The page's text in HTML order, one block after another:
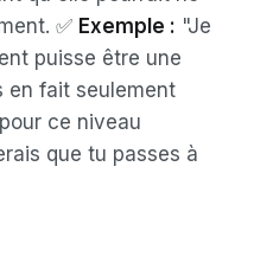
✅ Exemple : "Je
puisse être une
en fait seulement
ce niveau
que tu passes à